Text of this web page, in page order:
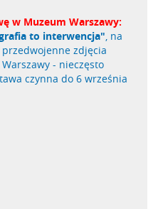
w Muzeum Warszawy:
to interwencja" , na
zdjęcia
- nieczęsto
czynna do 6 września